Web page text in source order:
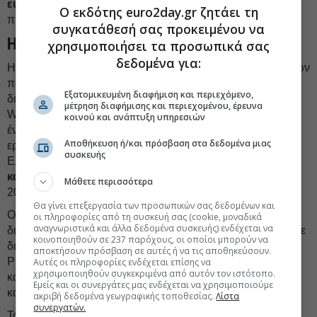
ευαισθητοποίησης
κοινού που ενισχύουν τον ρόλο της
πρόληψης και της σωστής χρήσης των προϊόντων.
Ηγεσία με επίκεντρο τον άνθρωπο
Η BAUSCH+LOMB Ελλάδας είναι μια οικογένεια ανθρώπων
που μεγαλώνουν μαζί. Από το 2019 μέχρι και σήμερα,
διακρίνεται σταθερά στην κορυφαία πεντάδα των Best
Workplaces™ Hellas και από το 2023 έχει διακριθεί και ως
ένας από τους καλύτερους εργοδότες για γυναίκες
εργαζόμενες, στην Ελλάδα. Το 2025, η BAUSCH + LOMB
Ελλάδας κατέκτησε διπλή επιτυχία με τη
κατηγορία 50-99 εργαζομένων
2025 και στα Best WorkplacesTM 2025 for Women.
Ο πυρήνας αυτής της επιτυχίας είναι το ανοιχτό μοντέλο
διακυβέρνησης που εφαρμόζει: χωρίς ιεραρχικά στεγανά, με
διατμηματικές ομάδες (Value Teams, Think Tanks, Great
Place to Work Task Force) και δομές που επιτρέπουν σε
κάθε εργαζόμενο να εκφράζεται και να συνδιαμορφώνει την
καθημερινότητα της εταιρείας.
Ο εκδότης euro2day.gr ζητάει τη
συγκατάθεσή σας προκειμένου να
χρησιμοποιήσει τα προσωπικά σας
δεδομένα για:
Εξατομικευμένη διαφήμιση και περιεχόμενο,
μέτρηση διαφήμισης και περιεχομένου, έρευνα
κοινού και ανάπτυξη υπηρεσιών
Αποθήκευση ή/και πρόσβαση στα δεδομένα μιας
συσκευής
Μάθετε περισσότερα
Θα γίνει επεξεργασία των προσωπικών σας δεδομένων και
οι πληροφορίες από τη συσκευή σας (cookie, μοναδικά
αναγνωριστικά και άλλα δεδομένα συσκευής) ενδέχεται να
κοινοποιηθούν σε 237 παρόχους, οι οποίοι μπορούν να
αποκτήσουν πρόσβαση σε αυτές ή να τις αποθηκεύσουν.
Αυτές οι πληροφορίες ενδέχεται επίσης να
χρησιμοποιηθούν συγκεκριμένα από αυτόν τον ιστότοπο.
Εμείς και οι συνεργάτες μας ενδέχεται να χρησιμοποιούμε
ακριβή δεδομένα γεωγραφικής τοποθεσίας.Λίστα
συνεργατών.